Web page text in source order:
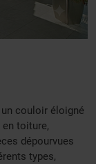
couloir éloigné
toiture,
dépourvues
types,